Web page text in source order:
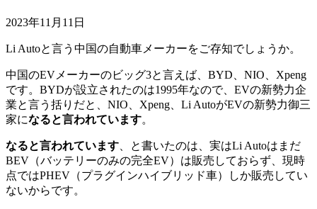
2023年11月11日
Li Autoと言う中国の自動車メーカーをご存知でしょうか。
中国のEVメーカーのビッグ3と言えば、BYD、NIO、Xpeng
です。BYDが設立されたのは1995年なので、EVの新勢力企
業と言う括りだと、NIO、Xpeng、Li AutoがEVの新勢力御三
家になると言われています。
なると言われています 、と書いたのは、実はLi Autoはまだ
BEV（バッテリーのみの完全EV）は販売しておらず、現時
点ではPHEV（プラグインハイブリッド車）しか販売してい
ないからです。